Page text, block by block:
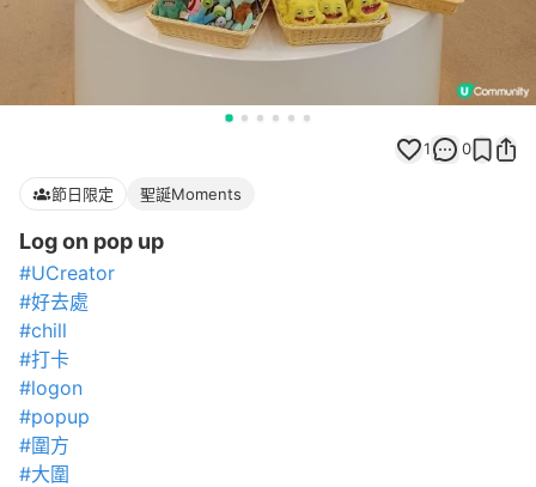
1 0
節日限定 聖誕Moments
Log on pop up
#UCreator
#好去處
#chill
#打卡
#logon
#popup
#圍方
#大圍